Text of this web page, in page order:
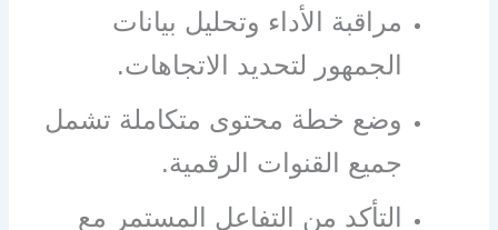
مراقبة الأداء وتحليل بيانات
الجمهور لتحديد الاتجاهات.
وضع خطة محتوى متكاملة تشمل
جميع القنوات الرقمية.
التأكد من التفاعل المستمر مع